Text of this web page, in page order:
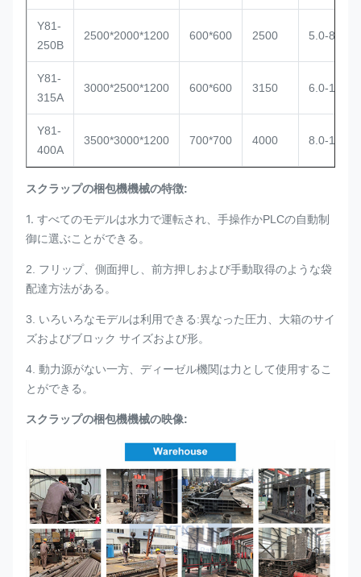
Y81-
250B
2500*2000*1200 600*600 2500 5.0-8.0
Y81-
315A
3000*2500*1200 600*600 3150 6.0-10
Y81-
400A
3500*3000*1200 700*700 4000 8.0-11
スクラップの梱包機機械の特徴:
1. すべてのモデルは水力で運転され、手操作かPLCの自動制
御に選ぶことができる。
2. フリップ、側面押し、前方押しおよび手動取得のような袋
配達方法がある。
3. いろいろなモデルは利用できる:異なった圧力、大箱のサイ
ズおよびブロック サイズおよび形。
4. 動力源がない一方、ディーゼル機関は力として使用するこ
とができる。
スクラップの梱包機機械の映像: